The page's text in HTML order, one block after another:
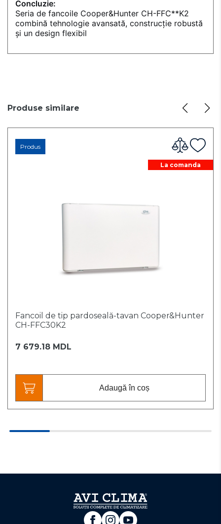
Concluzie:
Seria de fancoile Cooper&Hunter CH-FFC**K2
combină tehnologie avansată, construcție robustă
și un design flexibil
Produse similare
La comanda
Produs
Fancoil de tip pardoseală-tavan Cooper&Hunter
CH-FFC30K2
7 679.18 MDL
Adaugă în coș